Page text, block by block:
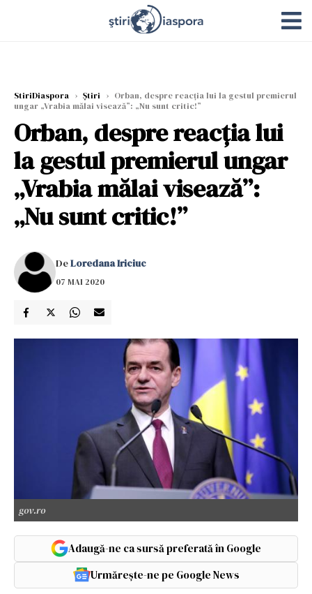
StiriDiaspora › Știri › Orban, despre reacția lui la gestul premierul
ungar „Vrabia mălai visează”: „Nu sunt critic!”
Orban, despre reacția lui
la gestul premierul ungar
„Vrabia mălai visează”:
„Nu sunt critic!”
DeLoredana Iriciuc
07 MAI 2020
gov.ro
Adaugă-ne ca sursă preferată în Google
Urmărește-ne pe Google News